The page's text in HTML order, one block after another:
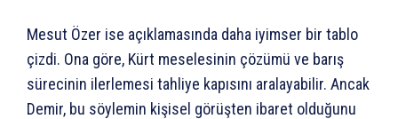
Mesut Özer ise açıklamasında daha iyimser bir tablo
çizdi. Ona göre, Kürt meselesinin çözümü ve barış
sürecinin ilerlemesi tahliye kapısını aralayabilir. Ancak
Demir, bu söylemin kişisel görüşten ibaret olduğunu